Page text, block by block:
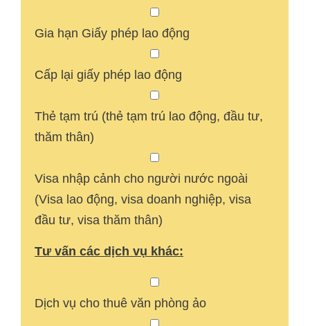
Gia hạn Giấy phép lao động
Cấp lại giấy phép lao động
Thẻ tạm trú (thẻ tạm trú lao động, đầu tư,
thăm thân)
Visa nhập cảnh cho người nước ngoài
(Visa lao động, visa doanh nghiệp, visa
đầu tư, visa thăm thân)
Tư vấn các dịch vụ khác:
Dịch vụ cho thuê văn phòng ảo